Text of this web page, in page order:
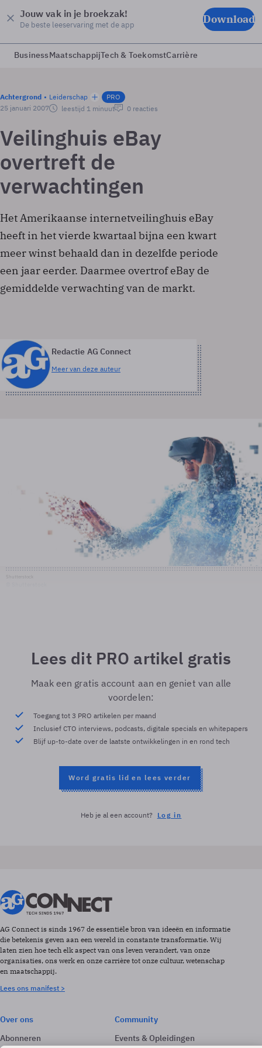
Jouw vak in je broekzak!
De beste leeservaring met de app Download
BusinessMaatschappijTech & ToekomstCarrière
Achtergrond Leiderschap
PRO
25 januari 2007
leestijd 1 minuut 0 reacties
Veilinghuis eBay
overtreft de
verwachtingen
Het Amerikaanse internetveilinghuis eBay
heeft in het vierde kwartaal bijna een kwart
meer winst behaald dan in dezelfde periode
een jaar eerder. Daarmee overtrof eBay de
gemiddelde verwachting van de markt.
Redactie AG Connect
Meer van deze auteur
Lees dit PRO artikel gratis
Maak een gratis account aan en geniet van alle
voordelen:
Toegang tot 3 PRO artikelen per maand
Inclusief CTO interviews, podcasts, digitale specials en whitepapers
Blijf up-to-date over de laatste ontwikkelingen in en rond tech
Word gratis lid en lees verder
Heb je al een account? Log in
AG Connect is sinds 1967 de essentiële bron van ideeën en informatie
die betekenis geven aan een wereld in constante transformatie. Wij
laten zien hoe tech elk aspect van ons leven verandert, van onze
organisaties, ons werk en onze carrière tot onze cultuur, wetenschap
en maatschappij.
Lees ons manifest >
Over ons
Abonneren
Community
Events & Opleidingen